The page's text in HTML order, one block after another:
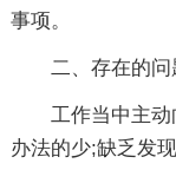
事项。
二、存在的问
工作当中主
办法的少;缺乏发